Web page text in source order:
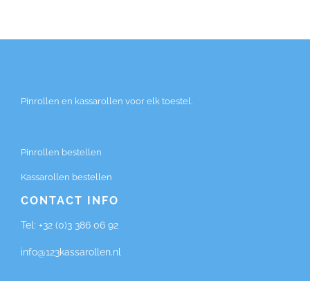
Pinrollen en kassarollen voor elk toestel.
Pinrollen bestellen
Kassarollen bestellen
CONTACT INFO
Tel: +32 (0)3 386 06 92
info@123kassarollen.nl